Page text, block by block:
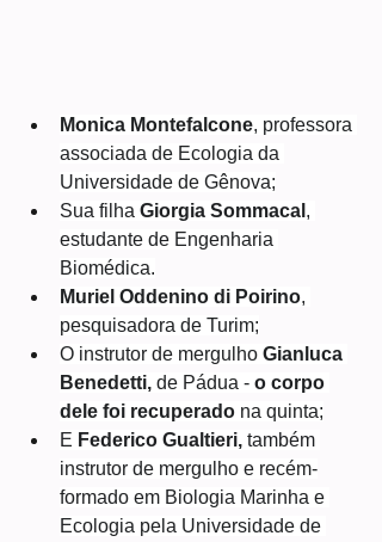
Monica Montefalcone, professora
associada de Ecologia da
Universidade de Gênova;
Sua filha Giorgia Sommacal ,
estudante de Engenharia
Biomédica.
Muriel Oddenino di Poirino,
pesquisadora de Turim;
O instrutor de mergulho Gianluca
Benedetti, de Pádua - o corpo
dele foi recuperado na quinta;
E Federico Gualtieri, também
instrutor de mergulho e recém-
formado em Biologia Marinha e
Ecologia pela Universidade de